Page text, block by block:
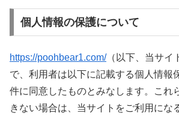
個人情報の保護について
https://poohbear1.com/（以下、当サイ
で、利用者は以下に記載する個人情報
件に同意したものとみなします。これ
きない場合は、当サイトをご利用にな